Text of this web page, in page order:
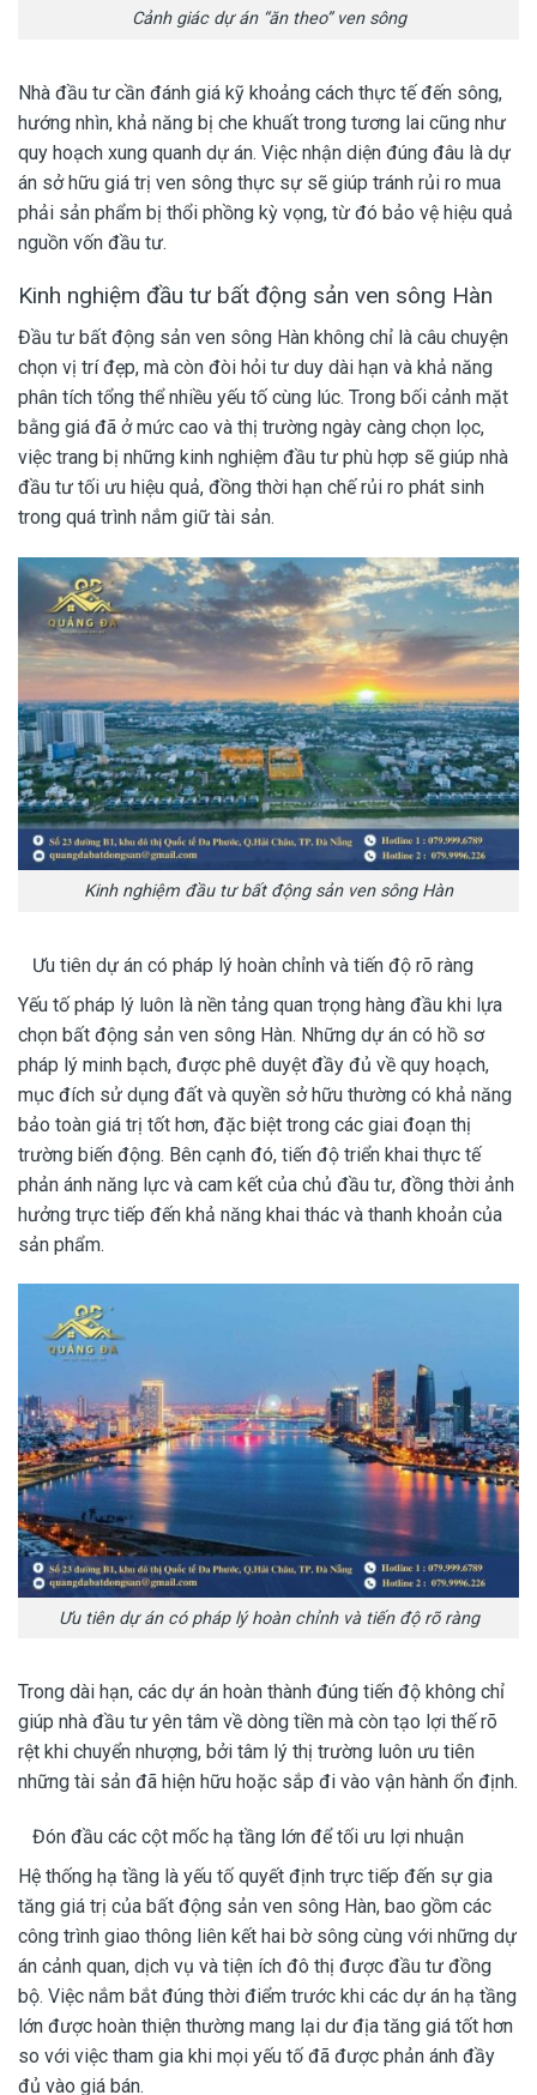
Cảnh giác dự án “ăn theo” ven sông
Nhà đầu tư cần đánh giá kỹ khoảng cách thực tế đến sông,
hướng nhìn, khả năng bị che khuất trong tương lai cũng như
quy hoạch xung quanh dự án. Việc nhận diện đúng đâu là dự
án sở hữu giá trị ven sông thực sự sẽ giúp tránh rủi ro mua
phải sản phẩm bị thổi phồng kỳ vọng, từ đó bảo vệ hiệu quả
nguồn vốn đầu tư.
Kinh nghiệm đầu tư bất động sản ven sông Hàn
Đầu tư bất động sản ven sông Hàn không chỉ là câu chuyện
chọn vị trí đẹp, mà còn đòi hỏi tư duy dài hạn và khả năng
phân tích tổng thể nhiều yếu tố cùng lúc. Trong bối cảnh mặt
bằng giá đã ở mức cao và thị trường ngày càng chọn lọc,
việc trang bị những kinh nghiệm đầu tư phù hợp sẽ giúp nhà
đầu tư tối ưu hiệu quả, đồng thời hạn chế rủi ro phát sinh
trong quá trình nắm giữ tài sản.
Kinh nghiệm đầu tư bất động sản ven sông Hàn
Ưu tiên dự án có pháp lý hoàn chỉnh và tiến độ rõ ràng
Yếu tố pháp lý luôn là nền tảng quan trọng hàng đầu khi lựa
chọn bất động sản ven sông Hàn. Những dự án có hồ sơ
pháp lý minh bạch, được phê duyệt đầy đủ về quy hoạch,
mục đích sử dụng đất và quyền sở hữu thường có khả năng
bảo toàn giá trị tốt hơn, đặc biệt trong các giai đoạn thị
trường biến động. Bên cạnh đó, tiến độ triển khai thực tế
phản ánh năng lực và cam kết của chủ đầu tư, đồng thời ảnh
hưởng trực tiếp đến khả năng khai thác và thanh khoản của
sản phẩm.
Ưu tiên dự án có pháp lý hoàn chỉnh và tiến độ rõ ràng
Trong dài hạn, các dự án hoàn thành đúng tiến độ không chỉ
giúp nhà đầu tư yên tâm về dòng tiền mà còn tạo lợi thế rõ
rệt khi chuyển nhượng, bởi tâm lý thị trường luôn ưu tiên
những tài sản đã hiện hữu hoặc sắp đi vào vận hành ổn định.
Đón đầu các cột mốc hạ tầng lớn để tối ưu lợi nhuận
Hệ thống hạ tầng là yếu tố quyết định trực tiếp đến sự gia
tăng giá trị của bất động sản ven sông Hàn, bao gồm các
công trình giao thông liên kết hai bờ sông cùng với những dự
án cảnh quan, dịch vụ và tiện ích đô thị được đầu tư đồng
bộ. Việc nắm bắt đúng thời điểm trước khi các dự án hạ tầng
lớn được hoàn thiện thường mang lại dư địa tăng giá tốt hơn
so với việc tham gia khi mọi yếu tố đã được phản ánh đầy
đủ vào giá bán.